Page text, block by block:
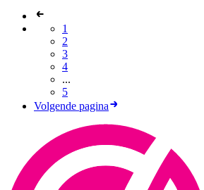
1
2
3
4
...
5
Volgende pagina